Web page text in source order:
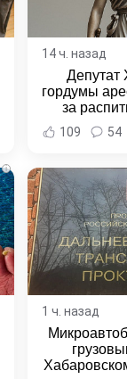
14 ч. назад
Депутат
гордумы
за
Новости
109 54
i
1 ч. назад